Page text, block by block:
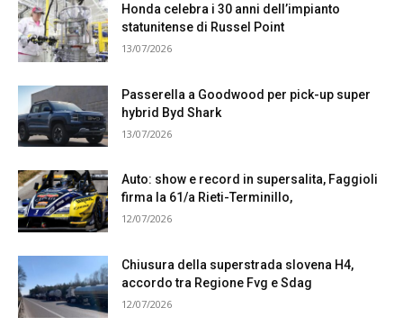
Honda celebra i 30 anni dell’impianto
statunitense di Russel Point
13/07/2026
Passerella a Goodwood per pick-up super
hybrid Byd Shark
13/07/2026
Auto: show e record in supersalita, Faggioli
firma la 61/a Rieti-Terminillo,
12/07/2026
Chiusura della superstrada slovena H4,
accordo tra Regione Fvg e Sdag
12/07/2026